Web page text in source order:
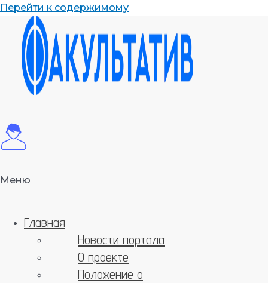
Перейти к содержимому
Меню
Главная
Новости портала
О проекте
Положение о